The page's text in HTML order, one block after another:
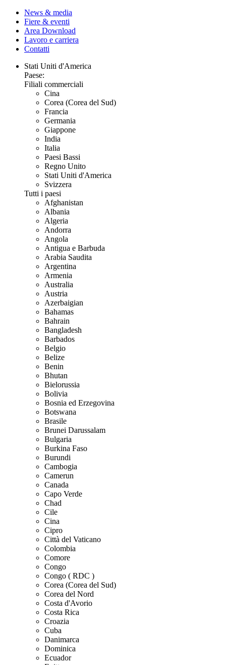
News & media
Fiere & eventi
Area Download
Lavoro e carriera
Contatti
Stati Uniti d'America
Paese:
Filiali commerciali
Cina
Corea (Corea del Sud)
Francia
Germania
Giappone
India
Italia
Paesi Bassi
Regno Unito
Stati Uniti d'America
Svizzera
Tutti i paesi
Afghanistan
Albania
Algeria
Andorra
Angola
Antigua e Barbuda
Arabia Saudita
Argentina
Armenia
Australia
Austria
Azerbaigian
Bahamas
Bahrain
Bangladesh
Barbados
Belgio
Belize
Benin
Bhutan
Bielorussia
Bolivia
Bosnia ed Erzegovina
Botswana
Brasile
Brunei Darussalam
Bulgaria
Burkina Faso
Burundi
Cambogia
Camerun
Canada
Capo Verde
Chad
Cile
Cina
Cipro
Città del Vaticano
Colombia
Comore
Congo
Congo ( RDC )
Corea (Corea del Sud)
Corea del Nord
Costa d'Avorio
Costa Rica
Croazia
Cuba
Danimarca
Dominica
Ecuador